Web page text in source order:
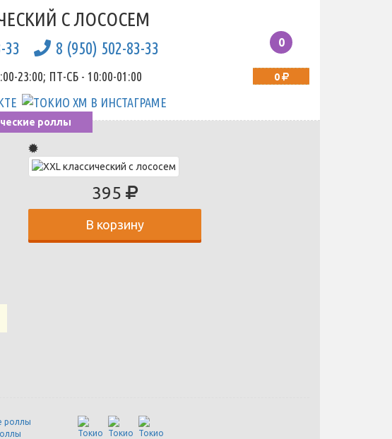
С ЛОСОСЕМ
33 8 (950) 502-83-33
23:00; ПТ-СБ - 10:00-01:00
0
0
роллы
395
В корзину
роллы